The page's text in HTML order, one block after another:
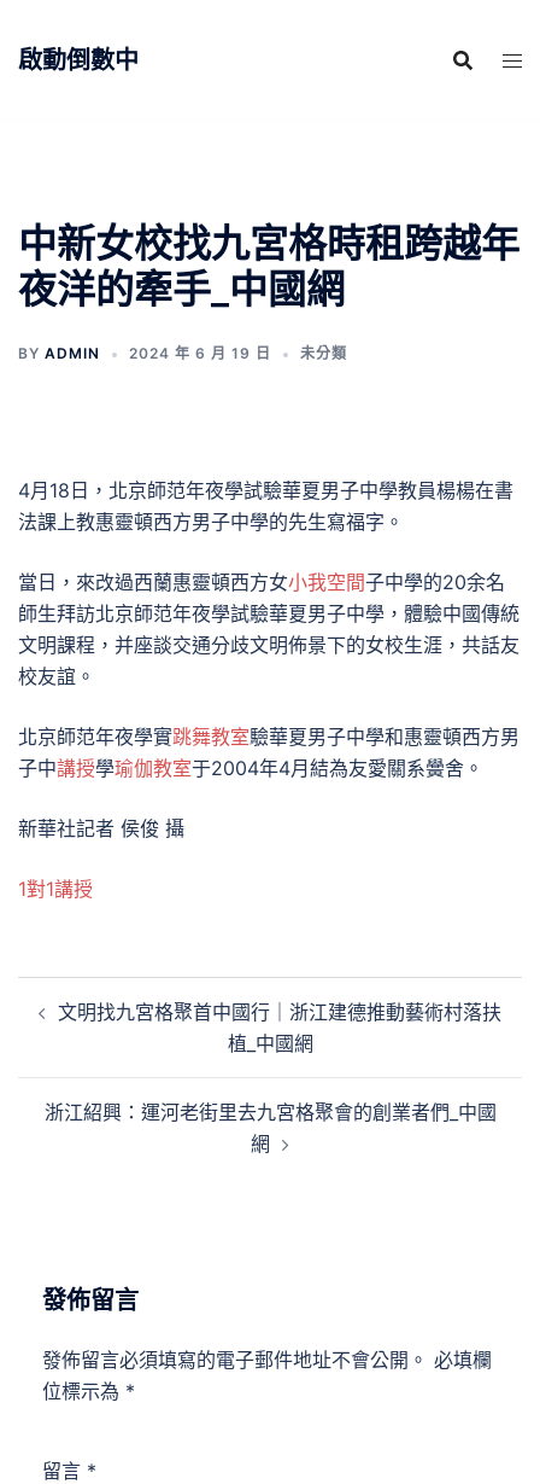
啟動倒數中
中新女校找九宮格時租跨越年
夜洋的牽手_中國網
BY ADMIN 2024 年 6 月 19 日 未分類
4月18日，北京師范年夜學試驗華夏男子中學教員楊楊在書
法課上教惠靈頓西方男子中學的先生寫福字。
當日，來改過西蘭惠靈頓西方女小我空間子中學的20余名
師生拜訪北京師范年夜學試驗華夏男子中學，體驗中國傳統
文明課程，并座談交通分歧文明佈景下的女校生涯，共話友
校友誼。
北京師范年夜學實跳舞教室驗華夏男子中學和惠靈頓西方男
子中講授學瑜伽教室于2004年4月結為友愛關系黌舍。
新華社記者 侯俊 攝
1對1講授
章 文明找九宮格聚首中國行｜浙江建德推動藝術村落扶
植_中國網
浙江紹興：運河老街里去九宮格聚會的創業者們_中國
網
發佈留言
發佈留言必須填寫的電子郵件地址不會公開。 必填欄
位標示為 *
留言 *